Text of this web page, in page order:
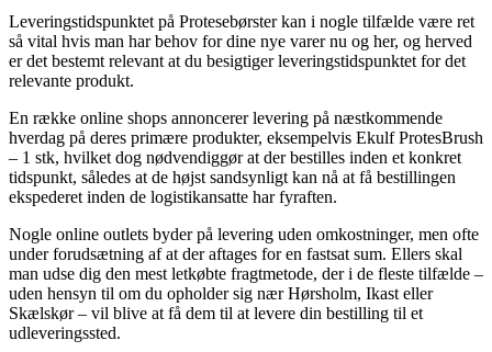
Leveringstidspunktet på Protesebørster kan i nogle tilfælde være ret
så vital hvis man har behov for dine nye varer nu og her, og herved
er det bestemt relevant at du besigtiger leveringstidspunktet for det
relevante produkt.
En række online shops annoncerer levering på næstkommende
hverdag på deres primære produkter, eksempelvis Ekulf ProtesBrush
– 1 stk, hvilket dog nødvendiggør at der bestilles inden et konkret
tidspunkt, således at de højst sandsynligt kan nå at få bestillingen
ekspederet inden de logistikansatte har fyraften.
Nogle online outlets byder på levering uden omkostninger, men ofte
under forudsætning af at der aftages for en fastsat sum. Ellers skal
man udse dig den mest letkøbte fragtmetode, der i de fleste tilfælde –
uden hensyn til om du opholder sig nær Hørsholm, Ikast eller
Skælskør – vil blive at få dem til at levere din bestilling til et
udleveringssted.